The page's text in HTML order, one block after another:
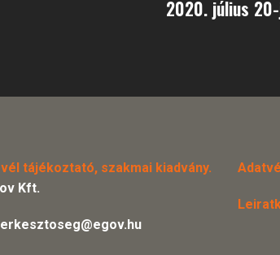
2020. július
tájékoztató, szakmai kiadvány.
Kft.